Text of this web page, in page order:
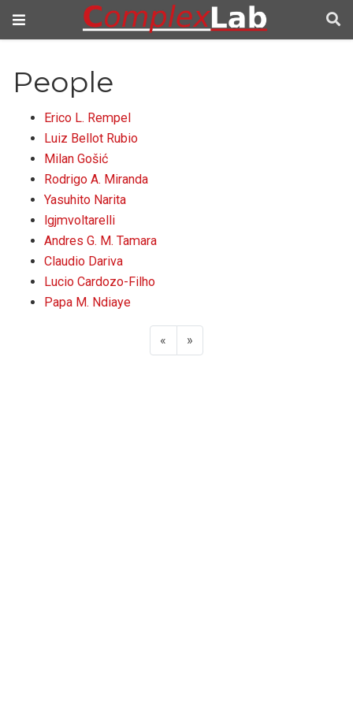
People
Erico L. Rempel
Luiz Bellot Rubio
Milan Gošić
Rodrigo A. Miranda
Yasuhito Narita
lgjmvoltarelli
Andres G. M. Tamara
Claudio Dariva
Lucio Cardozo-Filho
Papa M. Ndiaye
« »